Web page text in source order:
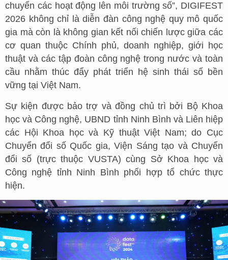
chuyển các hoạt động lên môi trường số”, DIGIFEST
2026 không chỉ là diễn đàn công nghệ quy mô quốc
gia mà còn là không gian kết nối chiến lược giữa các
cơ quan thuộc Chính phủ, doanh nghiệp, giới học
thuật và các tập đoàn công nghệ trong nước và toàn
cầu nhằm thúc đẩy phát triển hệ sinh thái số bền
vững tại Việt Nam.
Sự kiện được bảo trợ và đồng chủ trì bởi Bộ Khoa
học và Công nghệ, UBND tỉnh Ninh Bình và Liên hiệp
các Hội Khoa học và Kỹ thuật Việt Nam; do Cục
Chuyển đổi số Quốc gia, Viện Sáng tạo và Chuyển
đổi số (trực thuộc VUSTA) cùng Sở Khoa học và
Công nghệ tỉnh Ninh Bình phối hợp tổ chức thực
hiện.